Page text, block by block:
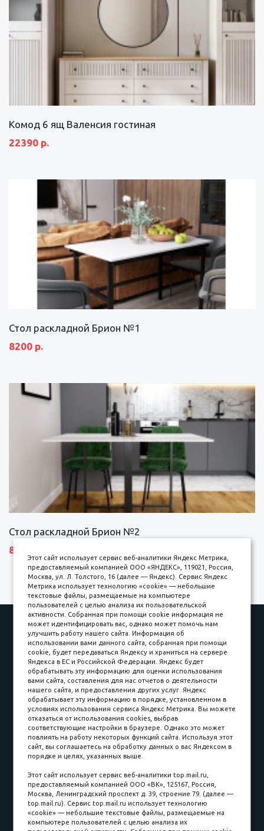
Комод 6 ящ Валенсия гостиная
22390 р.
Стол раскладной Брион №1
8200 р.
Стол раскладной Брион №2
8690 р.
Наши работы
Оплата
Доставка и сборка
Гарантии
Карьера в компании
Контакты
Принимаем к оплате
Наличные
пл. Соляная, 6, стр. 16
8 (3822) 60-70-30
8 (3822) 50-39-09
8 (3822) 22-77-68
Этот сайт использует сервис веб-аналитики Яндекс Метрика,
предоставляемый компанией ООО «ЯНДЕКС», 119021, Россия,
Москва, ул. Л. Толстого, 16 (далее — Яндекс). Сервис Яндекс
Метрика использует технологию «cookie» — небольшие
текстовые файлы, размещаемые на компьютере
пользователей с целью анализа их пользовательской
активности. Собранная при помощи cookie информация не
может идентифицировать вас, однако может помочь нам
улучшить работу нашего сайта. Информация об
использовании вами данного сайта, собранная при помощи
cookie, будет передаваться Яндексу и храниться на сервере
Яндекса в ЕС и Российской Федерации. Яндекс будет
обрабатывать эту информацию для оценки использования
вами сайта, составления для нас отчетов о деятельности
нашего сайта, и предоставления других услуг. Яндекс
обрабатывает эту информацию в порядке, установленном в
условиях использования сервиса Яндекс Метрика. Вы можете
отказаться от использования cookies, выбрав
соответствующие настройки в браузере. Однако это может
повлиять на работу некоторых функций сайта. Используя этот
сайт, вы соглашаетесь на обработку данных о вас Яндексом в
порядке и целях, указанных выше.
Этот сайт использует сервис веб-аналитики top.mail.ru,
предоставляемый компанией ООО «ВК», 125167, Россия,
Москва, Ленинградский проспект д. 39, строение 79. (далее —
top.mail.ru). Сервис top.mail.ru использует технологию
«cookie» — небольшие текстовые файлы, размещаемые на
компьютере пользователей с целью анализа их